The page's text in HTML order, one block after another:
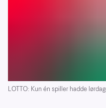
LOTTO: Kun én spiller hadde